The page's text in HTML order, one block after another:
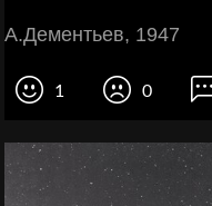
А.Дементьев, 1947
1 0